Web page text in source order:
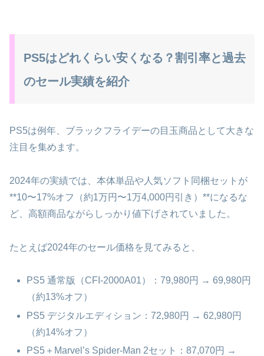
PS5はどれくらい安くなる？割引率と過去
のセール実績を紹介
PS5は例年、ブラックフライデーの目玉商品として大きな
注目を集めます。
2024年の実績では、本体単品や人気ソフト同梱セットが
**10〜17%オフ（約1万円〜1万4,000円引き）**になるな
ど、高額商品ながらしっかり値下げされていました。
たとえば2024年のセール価格を見てみると、
PS5 通常版（CFI-2000A01）：79,980円 → 69,980円
（約13%オフ）
PS5 デジタルエディション：72,980円 → 62,980円
（約14%オフ）
PS5＋Marvel’s Spider-Man 2セット：87,070円 →